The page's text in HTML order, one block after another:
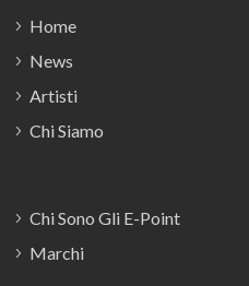
Home
News
Artisti
Chi Siamo
Chi Sono Gli E-Point
Marchi